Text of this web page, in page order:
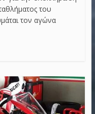
του
τον αγώνα